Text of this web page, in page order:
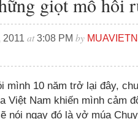
giọt mồ hôi
2011 at3:08 PM by
mình 10 năm trở lại đây,
Việt Nam khiến mình cảm
nói ngay đó là vở múa